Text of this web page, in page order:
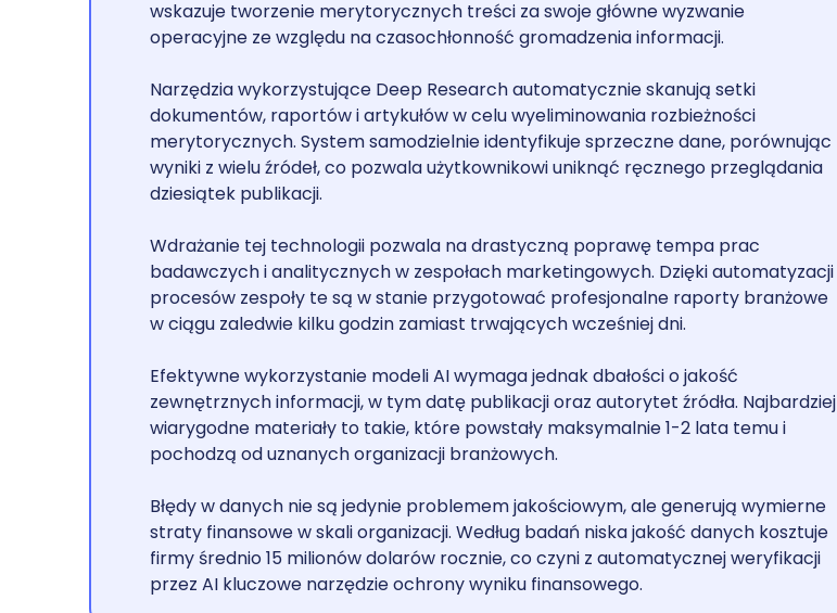
wskazuje tworzenie merytorycznych treści za swoje główne wyzwanie
operacyjne ze względu na czasochłonność gromadzenia informacji.
Narzędzia wykorzystujące Deep Research automatycznie skanują setki
dokumentów, raportów i artykułów w celu wyeliminowania rozbieżności
merytorycznych. System samodzielnie identyfikuje sprzeczne dane, porównując
wyniki z wielu źródeł, co pozwala użytkownikowi uniknąć ręcznego przeglądania
dziesiątek publikacji.
Wdrażanie tej technologii pozwala na drastyczną poprawę tempa prac
badawczych i analitycznych w zespołach marketingowych. Dzięki automatyzacji
procesów zespoły te są w stanie przygotować profesjonalne raporty branżowe
w ciągu zaledwie kilku godzin zamiast trwających wcześniej dni.
Efektywne wykorzystanie modeli AI wymaga jednak dbałości o jakość
zewnętrznych informacji, w tym datę publikacji oraz autorytet źródła. Najbardziej
wiarygodne materiały to takie, które powstały maksymalnie 1-2 lata temu i
pochodzą od uznanych organizacji branżowych.
Błędy w danych nie są jedynie problemem jakościowym, ale generują wymierne
straty finansowe w skali organizacji. Według badań niska jakość danych kosztuje
firmy średnio 15 milionów dolarów rocznie, co czyni z automatycznej weryfikacji
przez AI kluczowe narzędzie ochrony wyniku finansowego.